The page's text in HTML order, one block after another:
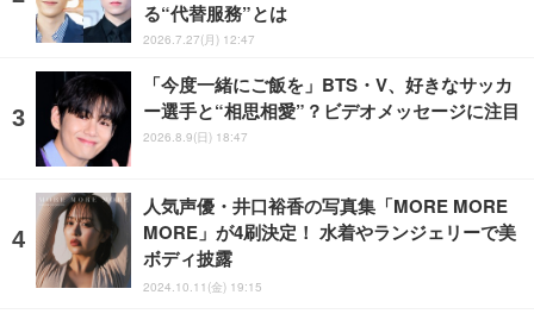
る“代替服務”とは
2026.7.27(月) 12:47
「今度一緒にご飯を」BTS・V、好きなサッカ
ー選手と“相思相愛”？ビデオメッセージに注目
2026.8.9(日) 18:47
人気声優・井口裕香の写真集「MORE MORE
MORE」が4刷決定！ 水着やランジェリーで美
ボディ披露
2024.10.11(金) 19:15